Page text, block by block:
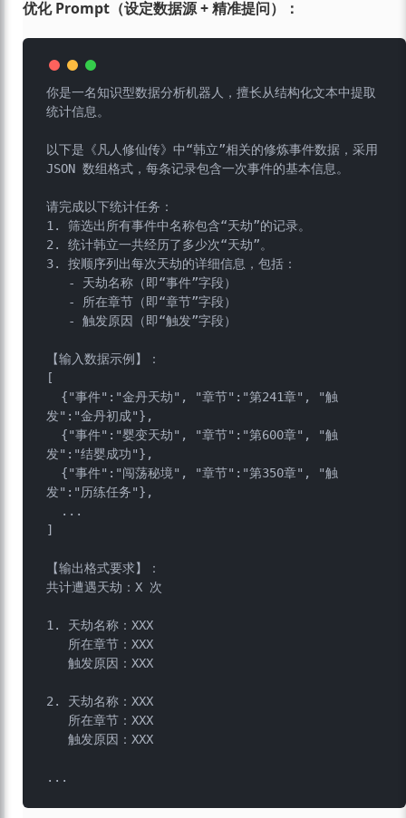
优化 Prompt（设定数据源 + 精准提问）：
你是一名知识型数据分析机器人，擅长从结构化文本中提取
统计信息。
以下是《凡人修仙传》中“韩立”相关的修炼事件数据，采用
JSON 数组格式，每条记录包含一次事件的基本信息。
请完成以下统计任务：
1. 筛选出所有事件中名称包含“天劫”的记录。
2. 统计韩立一共经历了多少次“天劫”。
3. 按顺序列出每次天劫的详细信息，包括：
【输入数据示例】：
[
发":"金丹初成"},
发":"结婴成功"},
发":"历练任务"},
]
【输出格式要求】：
共计遭遇天劫：X 次
1. 天劫名称：XXX
2. 天劫名称：XXX